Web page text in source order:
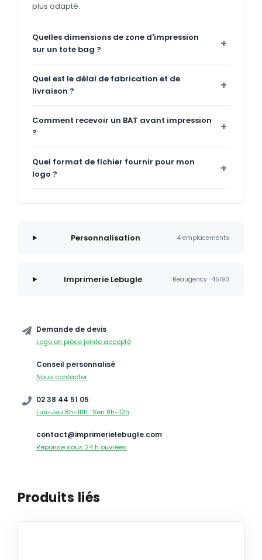
plus adapté.
Quelles dimensions de zone d'impression
sur un tote bag ?
Quel est le délai de fabrication et de
livraison ?
Comment recevoir un BAT avant impression
?
Quel format de fichier fournir pour mon
logo ?
Personnalisation 4 emplacements
Imprimerie Lebugle Beaugency · 45190
Demande de devis
Logo en pièce jointe accepté
Conseil personnalisé
Nous contacter
02 38 44 51 05
Lun–Jeu 8h–18h · Ven 8h–12h
contact@imprimerielebugle.com
Réponse sous 24 h ouvrées
Produits liés